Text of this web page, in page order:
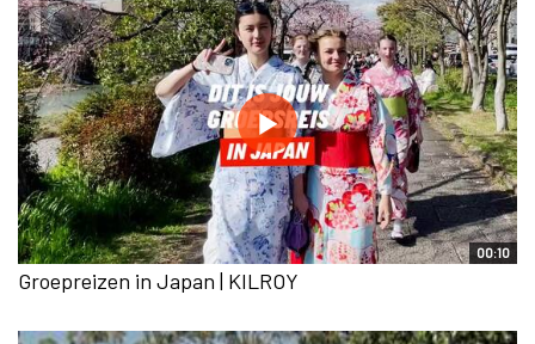
00:10
Groepreizen in Japan | KILROY